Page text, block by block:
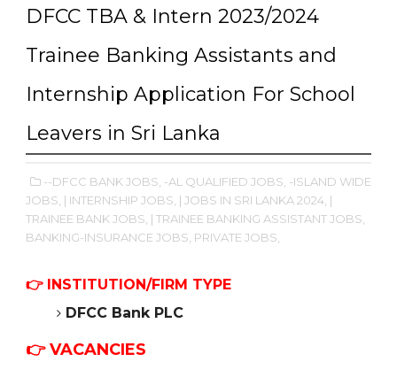
DFCC TBA & Intern 2023/2024
Trainee Banking Assistants and
Internship Application For School
Leavers in Sri Lanka
--DFCC BANK JOBS, -AL QUALIFIED JOBS, -ISLAND WIDE
JOBS, | INTERNSHIP JOBS, | JOBS IN SRI LANKA 2024, |
TRAINEE BANK JOBS, | TRAINEE BANKING ASSISTANT JOBS,
BANKING-INSURANCE JOBS, PRIVATE JOBS,
👉 INSTITUTION/FIRM TYPE
DFCC Bank PLC
👉 VACANCIES